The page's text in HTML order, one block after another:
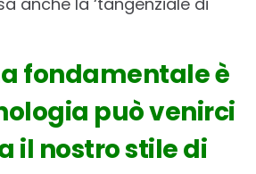
fondamentale è
può venirci
il nostro stile di